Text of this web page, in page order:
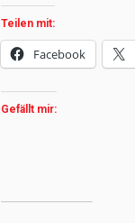
Teilen mit:
Facebook
Gefällt mir: